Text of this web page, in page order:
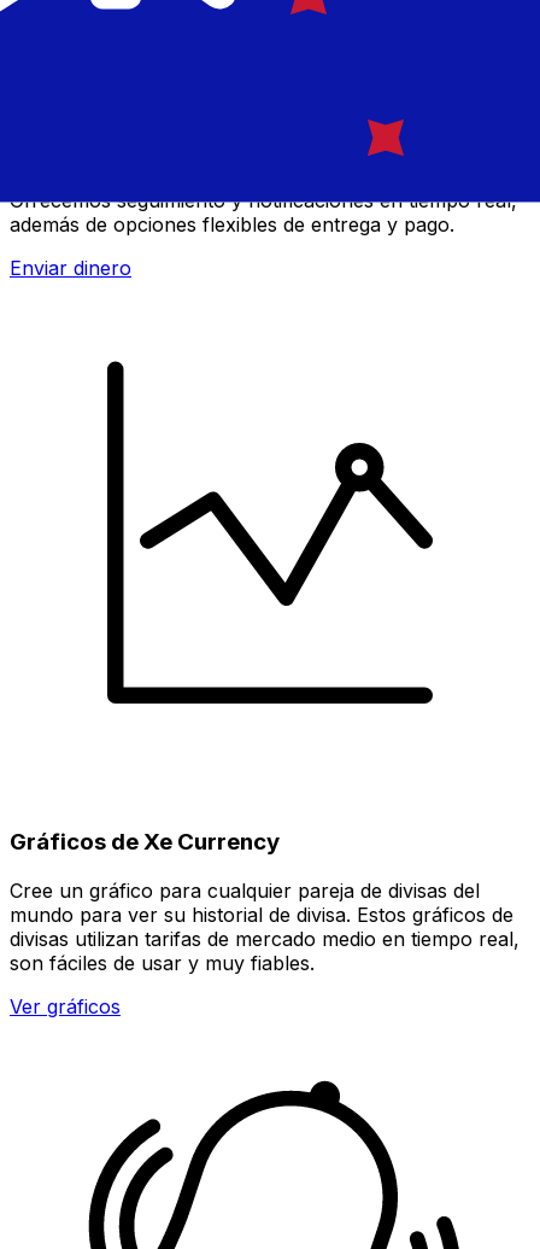
Transferencias de dinero internacionales Xe
Ofrecemos seguimiento y notificaciones en tiempo real,
además de opciones flexibles de entrega y pago.
Enviar dinero
Gráficos de Xe Currency
Cree un gráfico para cualquier pareja de divisas del
mundo para ver su historial de divisa. Estos gráficos de
divisas utilizan tarifas de mercado medio en tiempo real,
son fáciles de usar y muy fiables.
Ver gráficos